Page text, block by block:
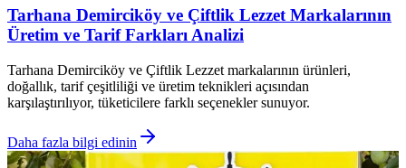
Tarhana Demirciköy ve Çiftlik Lezzet Markalarının
Üretim ve Tarif Farkları Analizi
Tarhana Demirciköy ve Çiftlik Lezzet markalarının ürünleri,
doğallık, tarif çeşitliliği ve üretim teknikleri açısından
karşılaştırılıyor, tüketicilere farklı seçenekler sunuyor.
Daha fazla bilgi edinin